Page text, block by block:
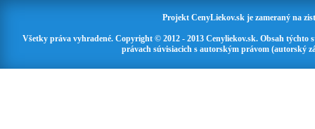
Projekt CenyLiekov.sk je zameraný na
Všetky práva vyhradené. Copyright © 2012 - 2013 Cenyliekov.sk. Obsah
právach súvisiacich s autorským právom (autorský